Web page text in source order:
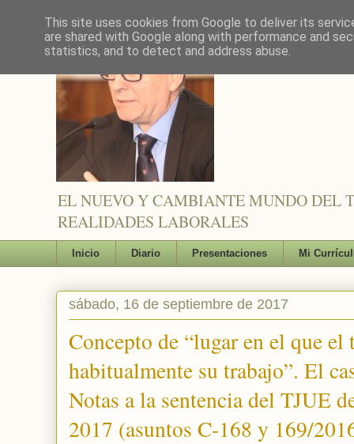
EL NUEVO Y CAMBIANTE MUNDO DEL
REALIDADES LABORALES
Inicio Diario Presentaciones Mi
sábado, 16 de septiembre de 2017
Concepto de “lugar en el que el
habitualmente su trabajo”. El
Notas a la sentencia del TJUE
2017 (asuntos C-168 y 169/
This site uses cookies from Google to deliver its
are shared with Google along with performance and
statistics, and to detect and address abuse.